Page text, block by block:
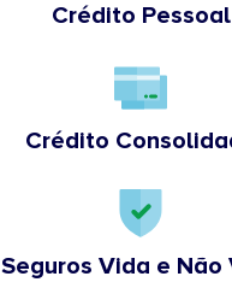
Crédito Pessoal
Crédito
Seguros Vida e Não